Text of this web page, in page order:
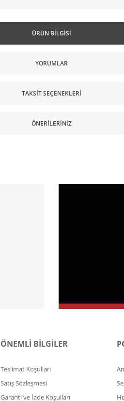
ÜRÜN BILGISI
YORUMLAR
TAKSIT SEÇENEKLERI
ÖNERILERINIZ
ÖNEMLİ BİLGİLER
Teslimat Koşulları
Satış Sözleşmesi
Garanti ve İade Koşulları